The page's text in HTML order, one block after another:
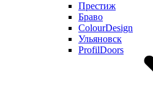
Престиж
Браво
ColourDesign
Ульяновск
ProfilDoors